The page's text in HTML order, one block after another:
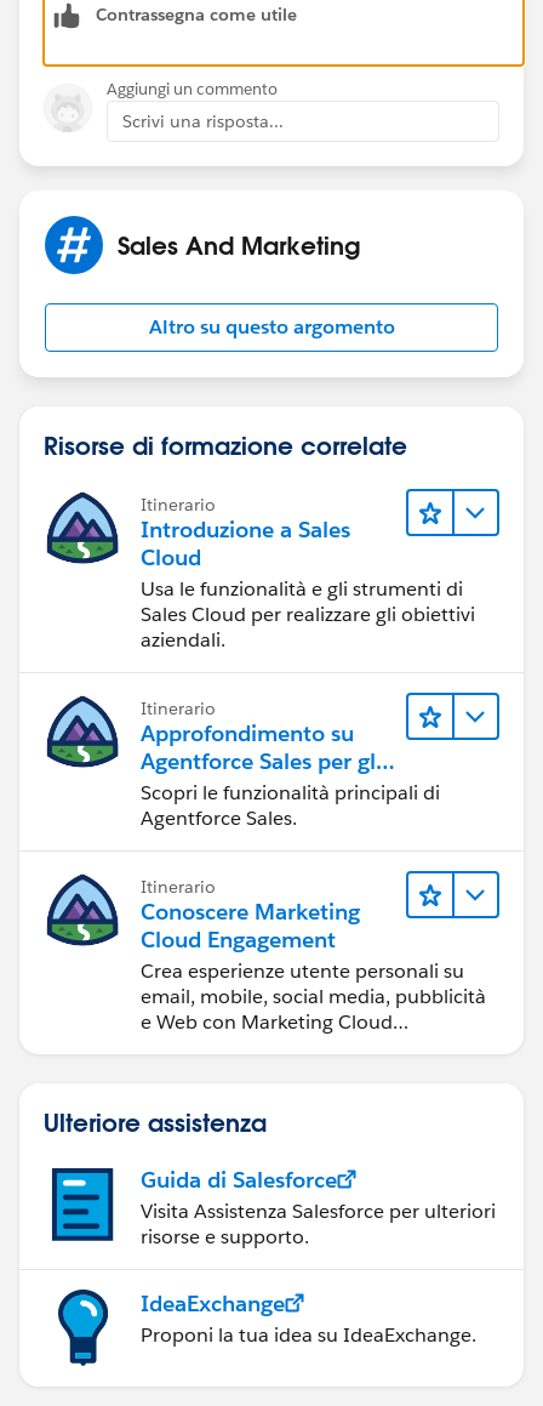
Contrassegna come utile
Aggiungi un commento
Scrivi una risposta...
Sales And Marketing
Altro su questo argomento
Risorse di formazione correlate
Itinerario
Introduzione a Sales
Cloud
Usa le funzionalità e gli strumenti di
Sales Cloud per realizzare gli obiettivi
aziendali.
Itinerario
Approfondimento su
Agentforce Sales per gli
amministratori
Scopri le funzionalità principali di
Agentforce Sales.
Itinerario
Conoscere Marketing
Cloud Engagement
Crea esperienze utente personali su
email, mobile, social media, pubblicità
e Web con Marketing Cloud
Ulteriore assistenza
Guida di Salesforce
Visita Assistenza Salesforce per ulteriori
risorse e supporto.
IdeaExchange
Proponi la tua idea su IdeaExchange.